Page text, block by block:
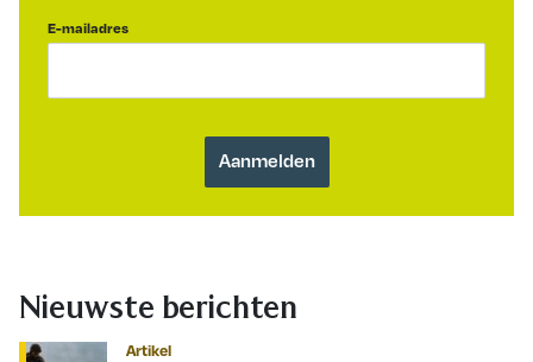
E-mailadres
Nieuwste berichten
Artikel